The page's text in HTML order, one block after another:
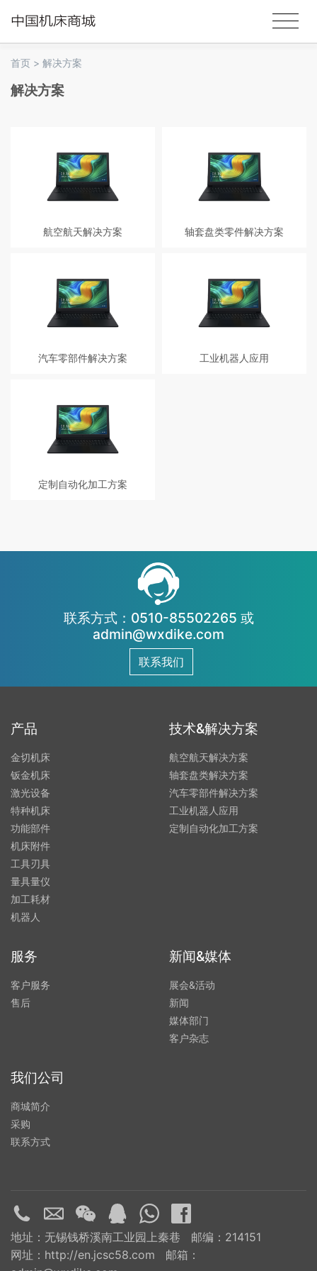
首页 > 解决方案
解决方案
航空航天解决方案 轴套盘类零件解决方案
汽车零部件解决方案 工业机器人应用
定制自动化加工方案
联系方式：0510-85502265 或
admin@wxdike.com
联系我们
产品
金切机床
钣金机床
激光设备
特种机床
功能部件
机床附件
工具刃具
量具量仪
加工耗材
机器人
技术&解决方案
航空航天解决方案
轴套盘类解决方案
汽车零部件解决方案
工业机器人应用
定制自动化加工方案
服务
客户服务
售后
新闻&媒体
展会&活动
新闻
媒体部门
客户杂志
我们公司
商城简介
采购
联系方式
地址：无锡钱桥溪南工业园上秦巷 邮编：214151
网址：http://en.jcsc58.com 邮箱：